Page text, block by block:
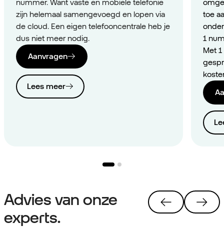
nummer. Want vaste en mobiele telefonie
zijn helemaal samengevoegd en lopen via
de cloud. Een eigen telefooncentrale heb je
dus niet meer nodig.
Aanvragen
Lees meer
toe
1
Met
Advies van onze
experts.